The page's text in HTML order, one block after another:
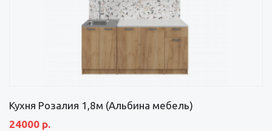
Кухня Розалия 1,8м (Альбина мебель)
24000 р.